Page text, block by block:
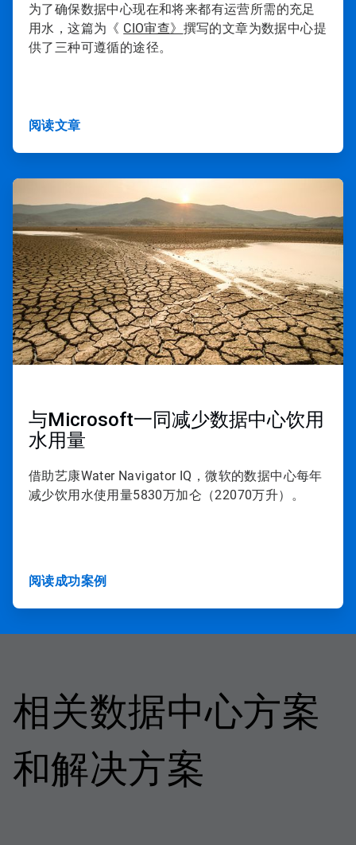
为了确保数据中心现在和将来都有运营所需的充足
用水，这篇为《 CIO审查》 撰写的文章为数据中心提
供了三种可遵循的途径。
阅读文章
ArticleTile
，
共
3
与Microsoft一同减少数据中心饮用
水用量
借助艺康Water Navigator IQ，微软的数据中心每年
减少饮用水使用量5830万加仑（22070万升）。
阅读成功案例
相关数据中心方案
和解决方案​​​​​​​